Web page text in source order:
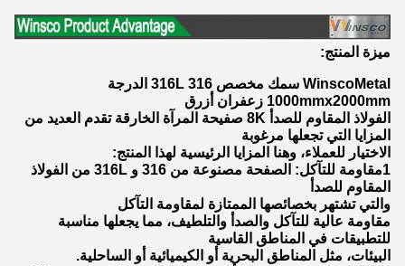
ميزة المنتج:
WinscoMetal سمك مخصص 316 316L الدرجة
1000mmx2000mm زعفران أزرق
الفولاذ المقاوم للصدأ 8K صفيحة المرآة الخارقة تقدم العديد من
المزايا التي تجعلها مرغوبة
الاختيار للعملاء، وهنا المزايا الرئيسية لهذا المنتج:
1مقاومة للتآكل: الصفحة مصنوعة من 316 و 316L من الفولاذ
المقاوم للصدأ
والتي تشتهر بخصائصها الممتازة لمقاومة التآكل
مقاومة عالية للتآكل والصدأ والتلطيف، مما يجعلها مناسبة
للتطبيقات في المناطق القاسية
البيئات، مثل المناطق البحرية أو الكيميائية أو الساحلية.